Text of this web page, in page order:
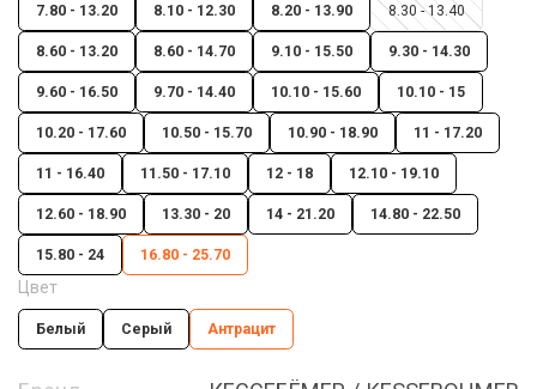
7.80 - 13.20 8.10 - 12.30 8.20 - 13.90 8.30 - 13.40
8.60 - 13.20 8.60 - 14.70 9.10 - 15.50 9.30 - 14.30
9.60 - 16.50 9.70 - 14.40 10.10 - 15.60 10.10 - 15
10.20 - 17.60 10.50 - 15.70 10.90 - 18.90 11 - 17.20
11 - 16.40 11.50 - 17.10 12 - 18 12.10 - 19.10
12.60 - 18.90 13.30 - 20 14 - 21.20 14.80 - 22.50
15.80 - 24 16.80 - 25.70
Цвет
Белый Серый Антрацит